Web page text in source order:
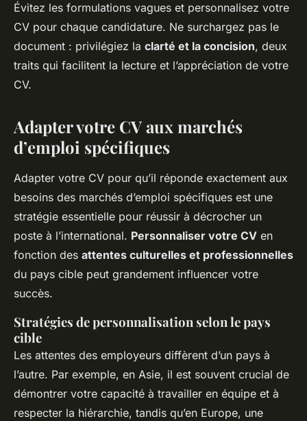
Évitez les formulations vagues et personnalisez votre
CV pour chaque candidature. Ne surchargez pas le
document : privilégiez la clarté et la concision, deux
traits qui facilitent la lecture et l’appréciation de votre
CV.
Adapter votre CV aux marchés
d’emploi spécifiques
Adapter votre CV pour qu’il réponde exactement aux
besoins des marchés d’emploi spécifiques est une
stratégie essentielle pour réussir à décrocher un
poste à l’international. Personnaliser votre CV en
fonction des attentes culturelles et professionnelles
du pays cible peut grandement influencer votre
succès.
Stratégies de personnalisation selon le pays
cible
Les attentes des employeurs diffèrent d’un pays à
l’autre. Par exemple, en Asie, il est souvent crucial de
démontrer votre capacité à travailler en équipe et à
respecter la hiérarchie, tandis qu’en Europe, une